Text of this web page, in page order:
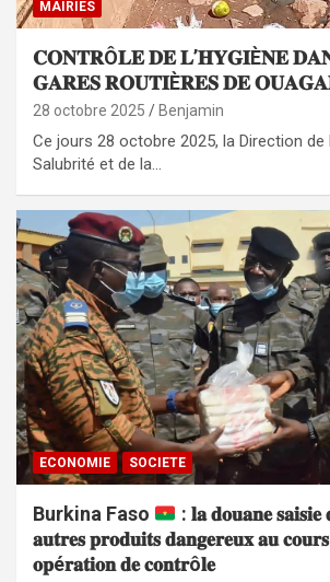
MAIRIES
𝐂𝐎𝐍𝐓𝐑Ô𝐋𝐄 𝐃𝐄 𝐋’𝐇𝐘𝐆𝐈È𝐍𝐄
𝐆𝐀𝐑𝐄𝐒 𝐑𝐎𝐔𝐓𝐈È𝐑𝐄𝐒 𝐃𝐄
28 octobre 2025 Benjamin
Ce jours 28 octobre 2025, la Direction de
Salubrité et de la…
ECONOMIE SOCIETE
Burkina Faso
: 𝐥𝐚 𝐝𝐨𝐮𝐚𝐧𝐞 𝐬𝐚𝐢𝐬𝐢𝐞
𝐚𝐮𝐭𝐫𝐞𝐬 𝐩𝐫𝐨𝐝𝐮𝐢𝐭𝐬 𝐝𝐚𝐧𝐠𝐞𝐫𝐞𝐮𝐱 𝐚𝐮
𝐨𝐩é𝐫𝐚𝐭𝐢𝐨𝐧 𝐝𝐞 𝐜𝐨𝐧𝐭𝐫ô𝐥𝐞